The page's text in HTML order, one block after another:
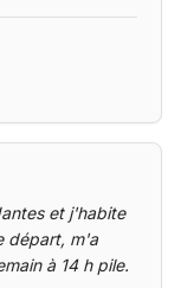
et j'habite
départ, m'a
à 14 h pile.